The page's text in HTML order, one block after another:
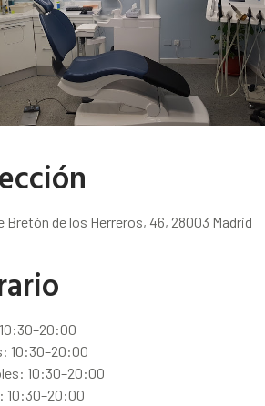
Bretón de los Herreros, 46, 28003 Madrid
10:30–20:00
10:30–20:00
10:30–20:00